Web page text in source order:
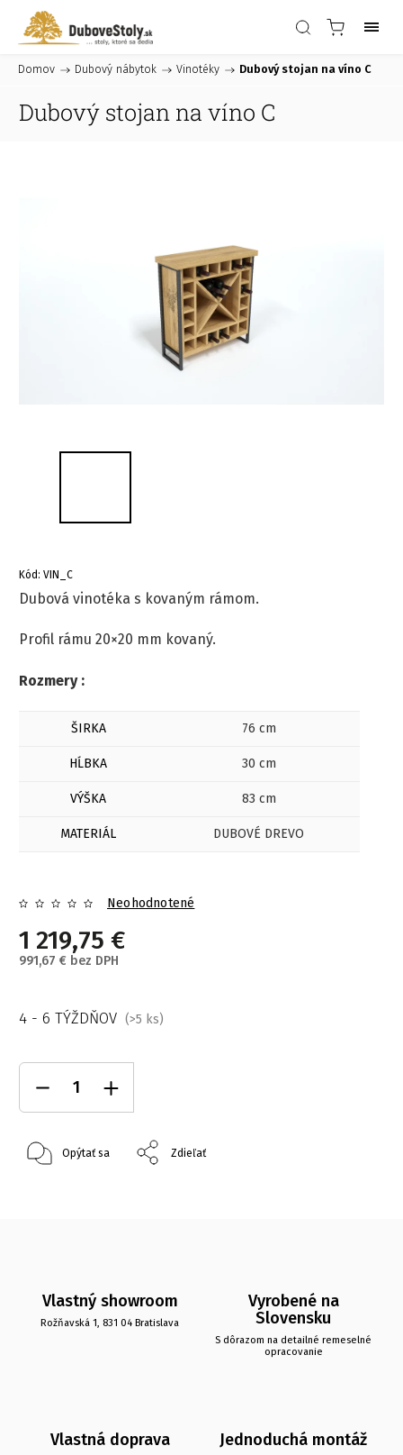
Domov / Dubový nábytok / Vinotéky / Dubový stojan na víno C
Dubový stojan na víno C
Kód: VIN_C
Dubová vinotéka s kovaným rámom.
Profil rámu 20×20 mm kovaný.
Rozmery :
ŠIRKA 76 cm
HĹBKA 30 cm
VÝŠKA 83 cm
MATERIÁL DUBOVÉ DREVO
Neohodnotené
1 219,75 €
991,67 € bez DPH
4 - 6 TÝŽDŇOV (>5 ks)
Opýtať sa Zdieľať
Vlastný showroom
Rožňavská 1, 831 04 Bratislava
Vyrobené na
Slovensku
S dôrazom na detailné remeselné
opracovanie
Vlastná doprava Jednoduchá montáž